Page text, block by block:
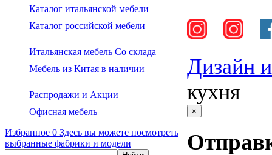
Каталог итальянской мебели
Каталог российской мебели
Итальянская мебель Со склада
Мебель из Китая в наличии
Распродажи и Акции
Офисная мебель
Избранное 0 Здесь вы можете посмотреть
выбранные фабрики и модели
Дизайн
кухня
×